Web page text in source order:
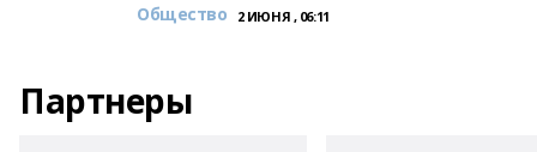
Общество 2 ИЮНЯ , 06:11
Партнеры